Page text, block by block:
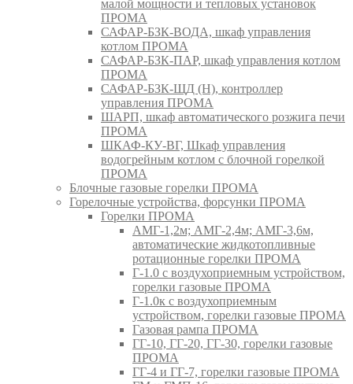
малой мощности и тепловых установок
ПРОМА
САФАР-БЗК-ВОДА, шкаф управления
котлом ПРОМА
САФАР-БЗК-ПАР, шкаф управления котлом
ПРОМА
САФАР-БЗК-ЩД (Н), контроллер
управления ПРОМА
ШАРП, шкаф автоматического розжига печи
ПРОМА
ШКАФ-КУ-ВГ, Шкаф управления
водогрейным котлом с блочной горелкой
ПРОМА
Блочные газовые горелки ПРОМА
Горелочные устройства, форсунки ПРОМА
Горелки ПРОМА
АМГ-1,2м; АМГ-2,4м; АМГ-3,6м,
автоматические жидкотопливные
ротационные горелки ПРОМА
Г-1.0 с воздухоприемным устройством,
горелки газовые ПРОМА
Г-1.0к с воздухоприемным
устройством, горелки газовые ПРОМА
Газовая рампа ПРОМА
ГГ-10, ГГ-20, ГГ-30, горелки газовые
ПРОМА
ГГ-4 и ГГ-7, горелки газовые ПРОМА